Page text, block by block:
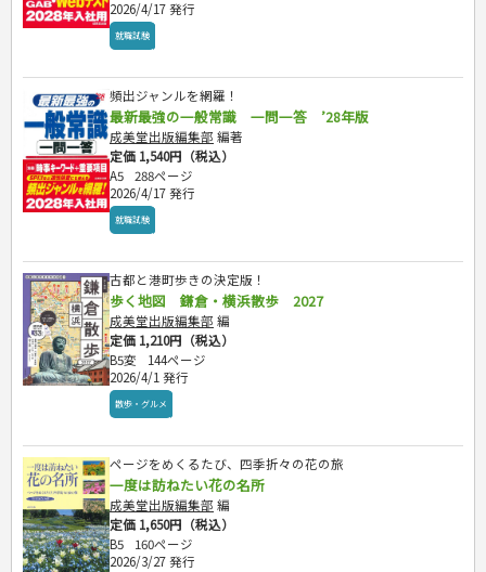
2026/4/17 発行
就職試験
頻出ジャンルを網羅！
最新最強の一般常識 一問一答 ’28年版
成美堂出版編集部 編著
定価 1,540円（税込）
A5
288ページ
2026/4/17 発行
就職試験
古都と港町歩きの決定版！
歩く地図 鎌倉・横浜散歩 2027
成美堂出版編集部 編
定価 1,210円（税込）
B5変
144ページ
2026/4/1 発行
散歩・グルメ
ページをめくるたび、四季折々の花の旅
一度は訪ねたい花の名所
成美堂出版編集部 編
定価 1,650円（税込）
B5
160ページ
2026/3/27 発行